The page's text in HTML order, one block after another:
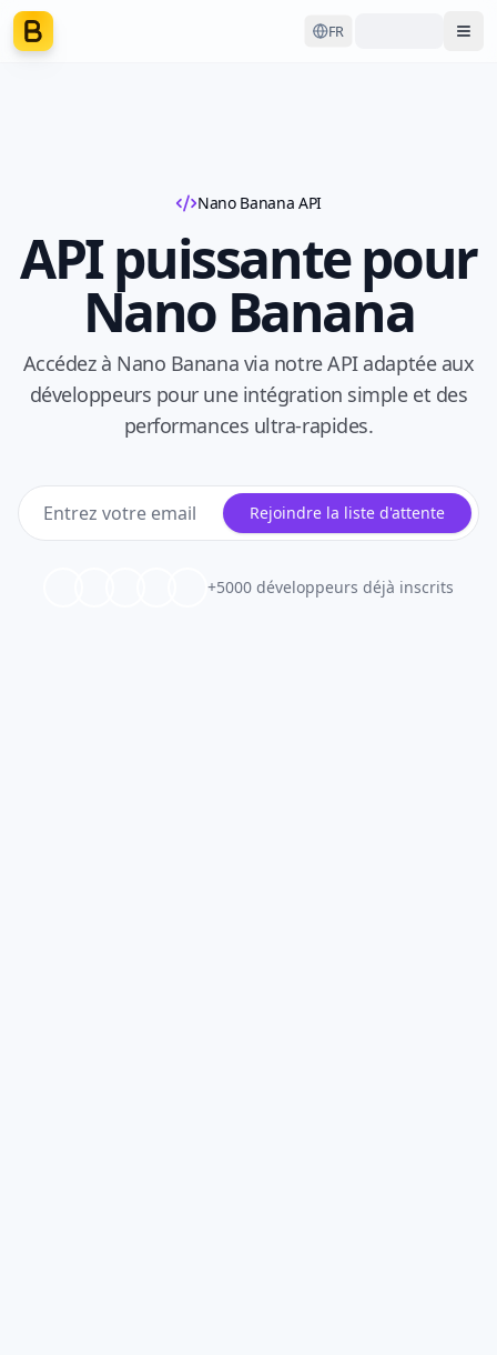
FR
Nano Banana API
API puissante pour
Nano Banana
Accédez à Nano Banana via notre API adaptée aux
développeurs pour une intégration simple et des
performances ultra-rapides.
Rejoindre la liste d'attente
+5000 développeurs déjà inscrits